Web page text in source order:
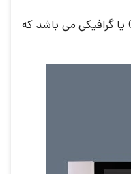
که دارای منوی OSD یا گرافیکی می باشد که